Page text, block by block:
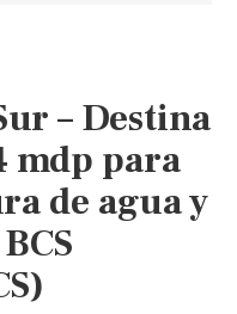
agua
en
el
AMG
y
descuentos
– Destina
mdp para
de agua y